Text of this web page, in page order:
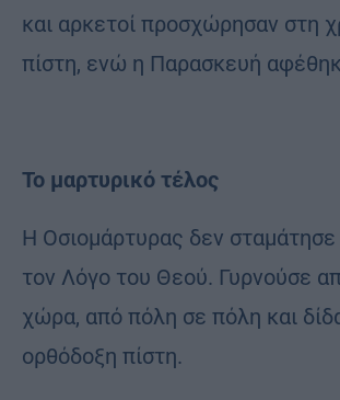
και αρκετοί προσχώρησαν στη
πίστη, ενώ η Παρασκευή
Το μαρτυρικό τέλος
Η Οσιομάρτυρας δεν σταμάτησε
τον Λόγο του Θεού. Γυρνούσε
χώρα, από πόλη σε πόλη και
ορθόδοξη πίστη.